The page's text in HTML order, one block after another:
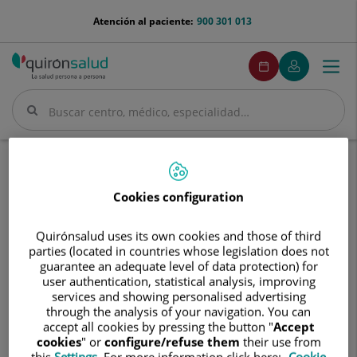
menu-
900 301 013
Atención al paciente:
Buscar
Buscar
menuPedirCita
Pedir
cita
Mi
Quirónsalud
Menú
Alberto Vericat Queralt
Alberto
Vericat
Queralt
AlbertoVericat Queralt
JEFE/A DE SERVICIO
Cookies configuration
Quirónsalud uses its own cookies and those of third
parties (located in countries whose legislation does not
guarantee an adequate level of data protection) for
user authentication, statistical analysis, improving
services and showing personalised advertising
through the analysis of your navigation. You can
accept all cookies by pressing the button "Accept
cookies" or configure/refuse them their use from